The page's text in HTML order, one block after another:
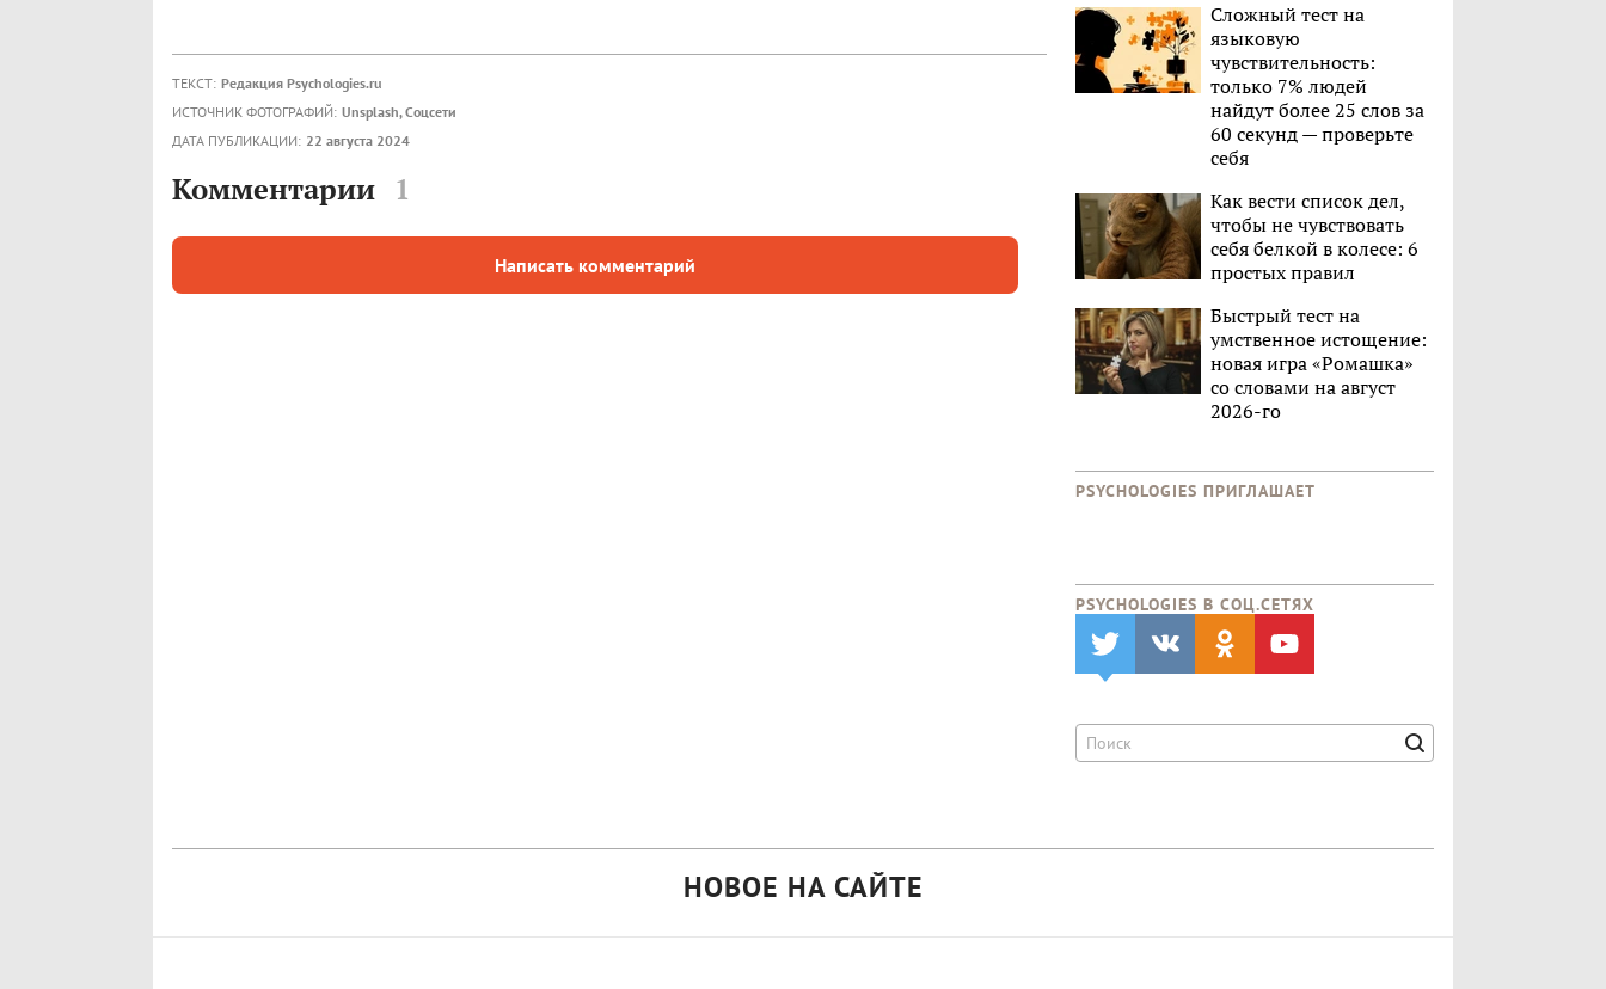
ТЕКСТ: Редакция Psychologies.ru
ИСТОЧНИК ФОТОГРАФИЙ: Unsplash, Соцсети
ДАТА ПУБЛИКАЦИИ: 22 августа 2024
Комментарии 1
Написать комментарий
Сложный тест на
языковую
чувствительность:
только 7% людей
найдут более 25 слов за
60 секунд — проверьте
себя
Как вести список дел,
чтобы не чувствовать
себя белкой в колесе: 6
простых правил
Быстрый тест на
умственное истощение:
новая игра «Ромашка»
со словами на август
2026-го
PSYCHOLOGIES ПРИГЛАШАЕТ
PSYCHOLOGIES В CОЦ.СЕТЯХ
НОВОЕ НА САЙТЕ